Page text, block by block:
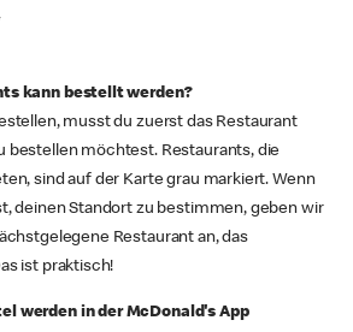
kann bestellt werden?
musst du zuerst das Restaurant
bestellen möchtest. Restaurants, die
sind auf der Karte grau markiert. Wenn
deinen Standort zu bestimmen, geben wir
Restaurant an, das
ist praktisch!
werden in der McDonald's App